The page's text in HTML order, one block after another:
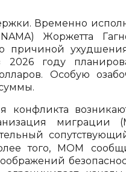
Временно
Жоржетта
причиной
2026 году
Особую
миграции
того, МОМ